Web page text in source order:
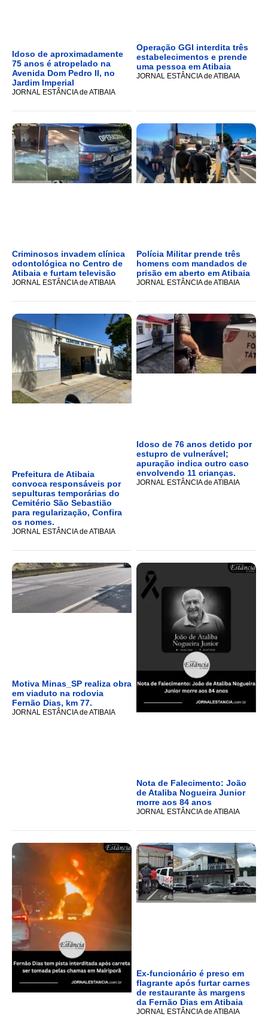
Idoso de aproximadamente
75 anos é atropelado na
Avenida Dom Pedro II, no
Jardim Imperial
JORNAL ESTÂNCIA de ATIBAIA
Operação GGI interdita três
estabelecimentos e prende
uma pessoa em Atibaia
JORNAL ESTÂNCIA de ATIBAIA
Criminosos invadem clínica
odontológica no Centro de
Atibaia e furtam televisão
JORNAL ESTÂNCIA de ATIBAIA
Polícia Militar prende três
homens com mandados de
prisão em aberto em Atibaia
JORNAL ESTÂNCIA de ATIBAIA
Prefeitura de Atibaia
convoca responsáveis por
sepulturas temporárias do
Cemitério São Sebastião
para regularização, Confira
os nomes.
JORNAL ESTÂNCIA de ATIBAIA
Idoso de 76 anos detido por
estupro de vulnerável;
apuração indica outro caso
envolvendo 11 crianças.
JORNAL ESTÂNCIA de ATIBAIA
Motiva Minas_SP realiza obra
em viaduto na rodovia
Fernão Dias, km 77.
JORNAL ESTÂNCIA de ATIBAIA
Nota de Falecimento: João
de Ataliba Nogueira Junior
morre aos 84 anos
JORNAL ESTÂNCIA de ATIBAIA
Ex-funcionário é preso em
flagrante após furtar carnes
de restaurante às margens
da Fernão Dias em Atibaia
JORNAL ESTÂNCIA de ATIBAIA